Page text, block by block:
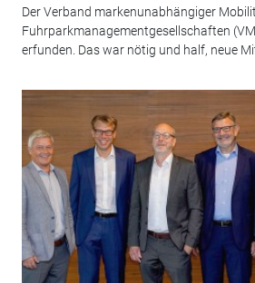
Der Verband markenunabhängiger
Fuhrparkmanagementgesellschaften
erfunden. Das war nötig und half, neue